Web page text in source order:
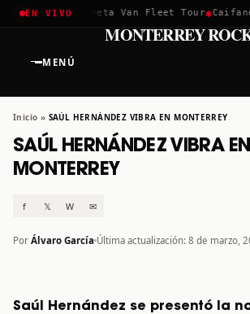
EN VIVO
2026✱ Greta Van Fleet Tour✱
MENÚ
MONTERREY
Inicio » SAÚL HERNÁNDEZ VIBRA EN MONTERREY
SAÚL HERNÁNDEZ VIBRA EN
MONTERREY
f 𝕏 W ✉
Por Álvaro García Última actualización: 8 de marzo,
Saúl Hernández se presentó la